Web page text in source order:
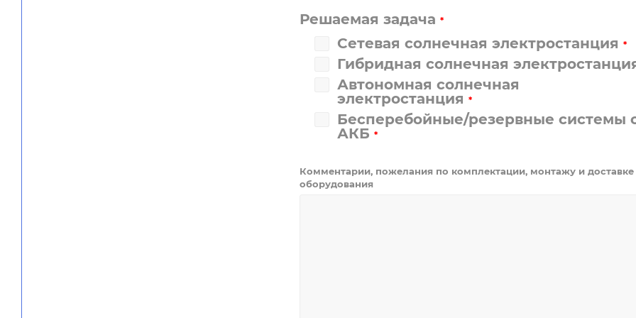
Решаемая задача *
Сетевая солнечная электростанция *
Гибридная солнечная
Автономная солнечная
электростанция *
Бесперебойные/резервные системы
АКБ *
Комментарии, пожелания по комплектации, монтажу и доставке
оборудования